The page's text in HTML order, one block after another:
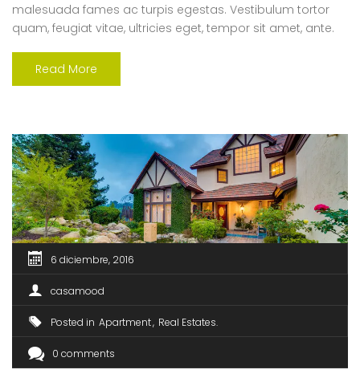
malesuada fames ac turpis egestas. Vestibulum tortor
quam, feugiat vitae, ultricies eget, tempor sit amet, ante.
ultricies mi vitae est. Mauris placerat eleifend leo.
Read More
6 diciembre, 2016
casamood
Posted in Apartment Real Estates
0 comments